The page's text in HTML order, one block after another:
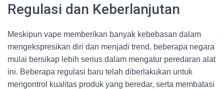
Regulasi dan Keberlanjutan
Meskipun vape memberikan banyak kebebasan dalam
mengekspresikan diri dan menjadi trend, beberapa negara
mulai bersikap lebih serius dalam mengatur peredaran alat
ini. Beberapa regulasi baru telah diberlakukan untuk
mengontrol kualitas produk yang beredar, serta membatasi